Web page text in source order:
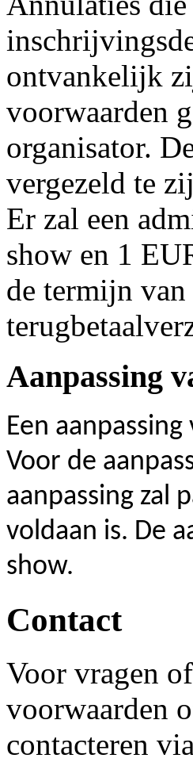
ontvankelijk
voorwaarden
organisator.
vergezeld te
Er zal een
show en 1
de termijn
Aanpassing
Een
Voor de
aanpassing zal
voldaan is. De
show.
Contact
Voor vragen
voorwaarden
contacteren